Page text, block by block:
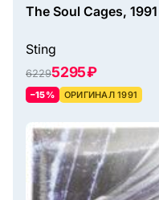
The Soul Cages, 1991
Sting
62295295 ₽
–15% ОРИГИНАЛ 1991